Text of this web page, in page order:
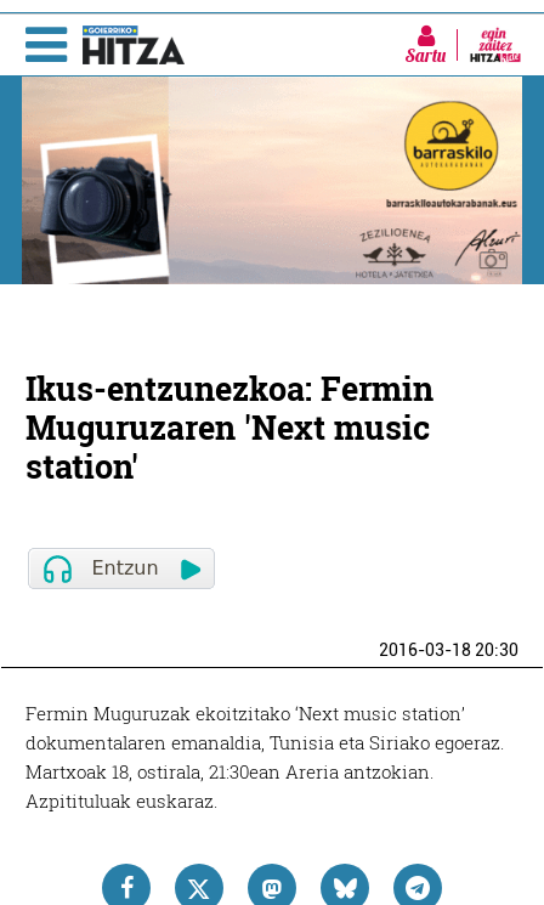
Sartu
Ikus-entzunezkoa: Fermin
Muguruzaren 'Next music
station'
2016-03-18 20:30
Fermin Muguruzak ekoitzitako ‘Next music station’
dokumentalaren emanaldia, Tunisia eta Siriako egoeraz.
Martxoak 18, ostirala, 21:30ean Areria antzokian.
Azpitituluak euskaraz.